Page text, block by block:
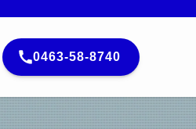
0463-58-8740